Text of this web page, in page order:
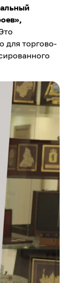
для торгово-